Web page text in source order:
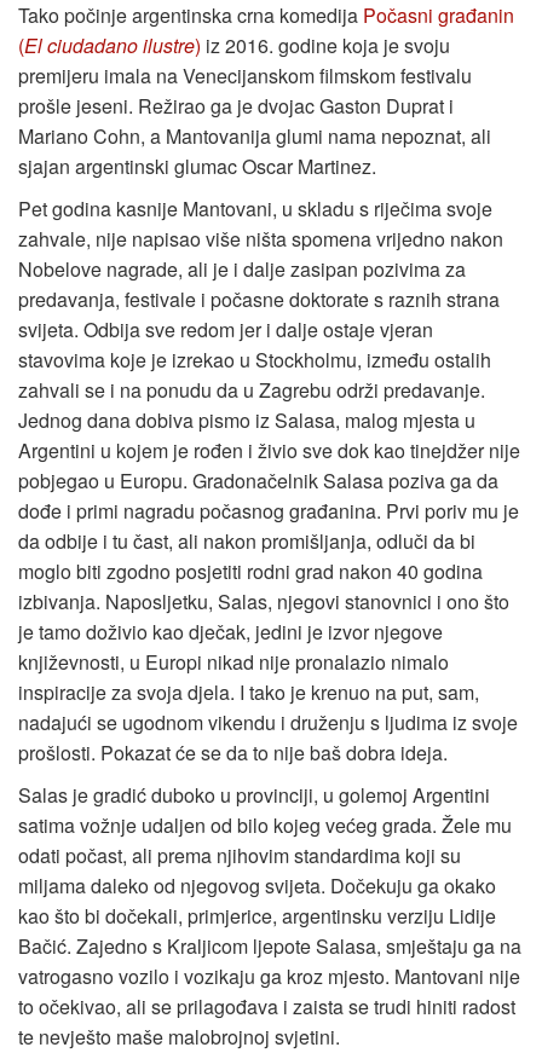
Tako počinje argentinska crna komedija Počasni građanin
(El ciudadano ilustre) iz 2016. godine koja je svoju
premijeru imala na Venecijanskom filmskom festivalu
prošle jeseni. Režirao ga je dvojac Gaston Duprat i
Mariano Cohn, a Mantovanija glumi nama nepoznat, ali
sjajan argentinski glumac Oscar Martinez.
Pet godina kasnije Mantovani, u skladu s riječima svoje
zahvale, nije napisao više ništa spomena vrijedno nakon
Nobelove nagrade, ali je i dalje zasipan pozivima za
predavanja, festivale i počasne doktorate s raznih strana
svijeta. Odbija sve redom jer i dalje ostaje vjeran
stavovima koje je izrekao u Stockholmu, između ostalih
zahvali se i na ponudu da u Zagrebu održi predavanje.
Jednog dana dobiva pismo iz Salasa, malog mjesta u
Argentini u kojem je rođen i živio sve dok kao tinejdžer nije
pobjegao u Europu. Gradonačelnik Salasa poziva ga da
dođe i primi nagradu počasnog građanina. Prvi poriv mu je
da odbije i tu čast, ali nakon promišljanja, odluči da bi
moglo biti zgodno posjetiti rodni grad nakon 40 godina
izbivanja. Naposljetku, Salas, njegovi stanovnici i ono što
je tamo doživio kao dječak, jedini je izvor njegove
književnosti, u Europi nikad nije pronalazio nimalo
inspiracije za svoja djela. I tako je krenuo na put, sam,
nadajući se ugodnom vikendu i druženju s ljudima iz svoje
prošlosti. Pokazat će se da to nije baš dobra ideja.
Salas je gradić duboko u provinciji, u golemoj Argentini
satima vožnje udaljen od bilo kojeg većeg grada. Žele mu
odati počast, ali prema njihovim standardima koji su
miljama daleko od njegovog svijeta. Dočekuju ga okako
kao što bi dočekali, primjerice, argentinsku verziju Lidije
Bačić. Zajedno s Kraljicom ljepote Salasa, smještaju ga na
vatrogasno vozilo i vozikaju ga kroz mjesto. Mantovani nije
to očekivao, ali se prilagođava i zaista se trudi hiniti radost
te nevješto maše malobrojnoj svjetini.